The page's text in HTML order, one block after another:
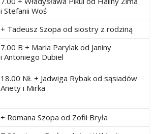
i Stefanii Woś
+ Tadeusz Szopa od siostry z rodziną
7.00 B + Maria Parylak od Janiny
i Antoniego Dubiel
18.00 NŁ + Jadwiga Rybak od sąsiadów
Anety i Mirka
+ Romana Szopa od Zofii Bryła